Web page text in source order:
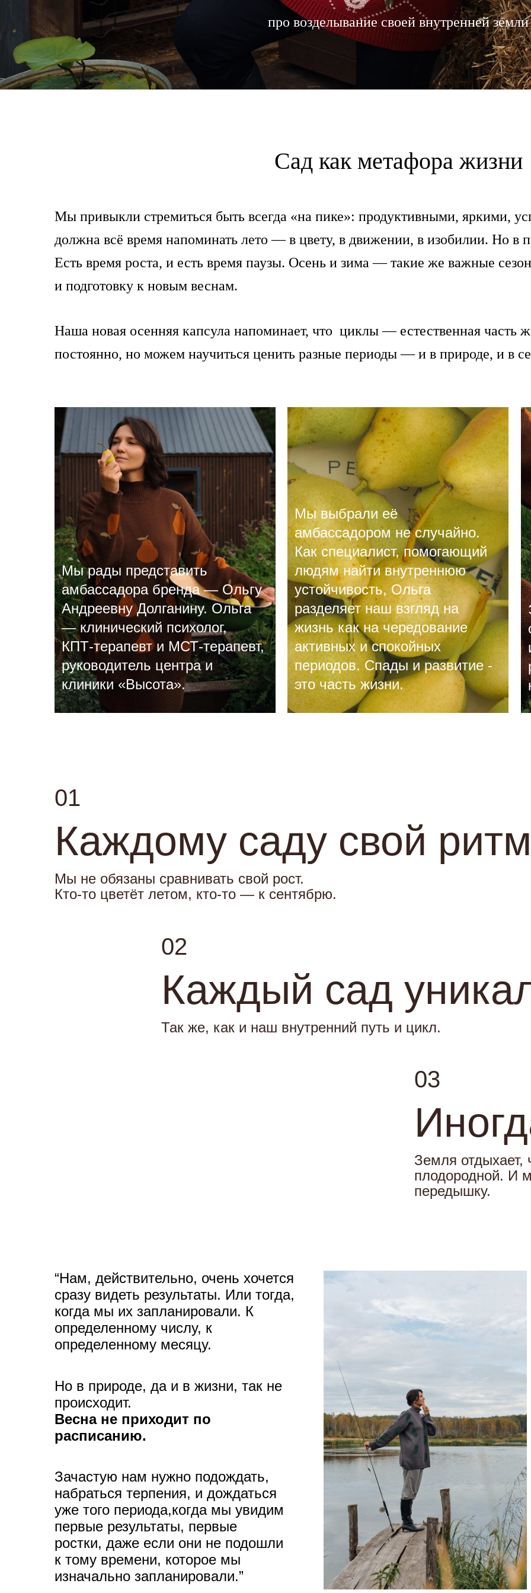
про возделывание своей внутренней земли
Сад как метафора жизни
Мы привыкли стремиться быть всегда «на пике»: продуктивными, яркими,
должна всё время напоминать лето — в цвету, в движении, в изобилии. Но в
Есть время роста, и есть время паузы. Осень и зима — такие же важные
и подготовку к новым веснам.
Наша новая осенняя капсула напоминает, что циклы — естественная
постоянно, но можем научиться ценить разные периоды — и в природе, и в
Мы выбрали её
амбассадором не случайно.
Как специалист, помогающий
людям найти внутреннюю
устойчивость, Ольга
разделяет наш взгляд на
жизнь как на чередование
активных и спокойных
периодов. Спады и развитие -
это часть жизни.
Мы рады представить
амбассадора бренда — Ольгу
Андреевну Долганину. Ольга
— клинический психолог,
КПТ‑терапевт и МСТ‑терапевт,
руководитель центра и
клиники «Высота».
Земля отдыхает,
плодородной. И
передышку.
03
Так же, как и наш внутренний путь и цикл.
Каждый сад
02
Мы не обязаны сравнивать свой рост.
Кто-то цветёт летом, кто-то — к сентябрю.
Каждому саду свой ритм
01
Зачастую нам нужно подождать,
набраться терпения, и дождаться
уже того периода,когда мы увидим
первые результаты, первые
ростки, даже если они не подошли
к тому времени, которое мы
изначально запланировали.”
Но в природе, да и в жизни, так не
происходит.
Весна не приходит по
расписанию.
“Нам, действительно, очень хочется
сразу видеть результаты. Или тогда,
когда мы их запланировали. К
определенному числу, к
определенному месяцу.